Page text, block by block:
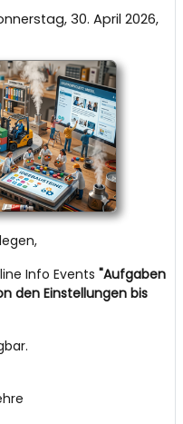
30. April 2026,
Info Events "Aufgaben
den Einstellungen bis